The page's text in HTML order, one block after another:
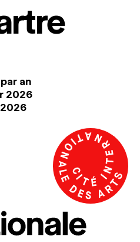
an
2026
2026